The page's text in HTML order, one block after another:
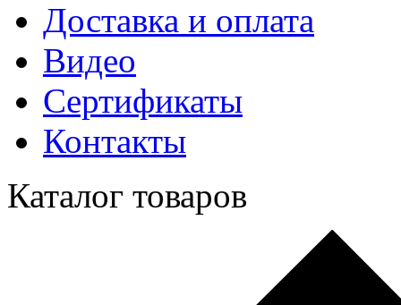
Доставка и оплата
Видео
Сертификаты
Контакты
Каталог товаров